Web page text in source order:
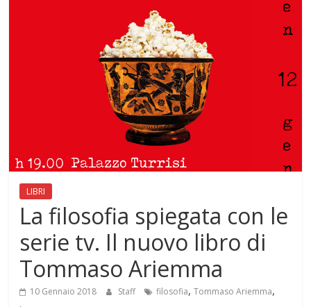
LIBRI
La filosofia spiegata con le
serie tv. Il nuovo libro di
Tommaso Ariemma
10 Gennaio 2018 Staff filosofia,Tommaso Ariemma,